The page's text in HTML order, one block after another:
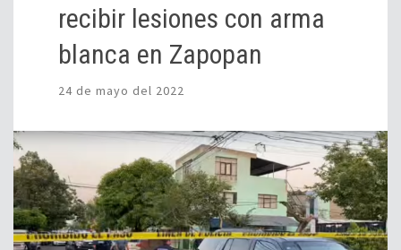
recibir lesiones con arma
blanca en Zapopan
24 de mayo del 2022